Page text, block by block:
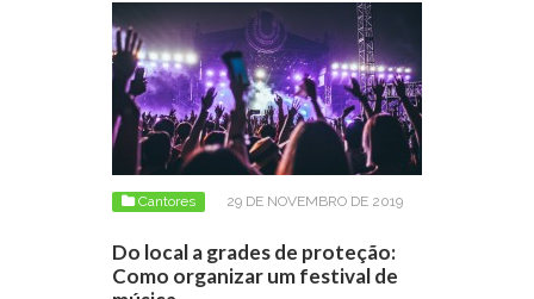
Cantores 29 DE NOVEMBRO DE 2019
Do local a grades de proteção:
Como organizar um festival de